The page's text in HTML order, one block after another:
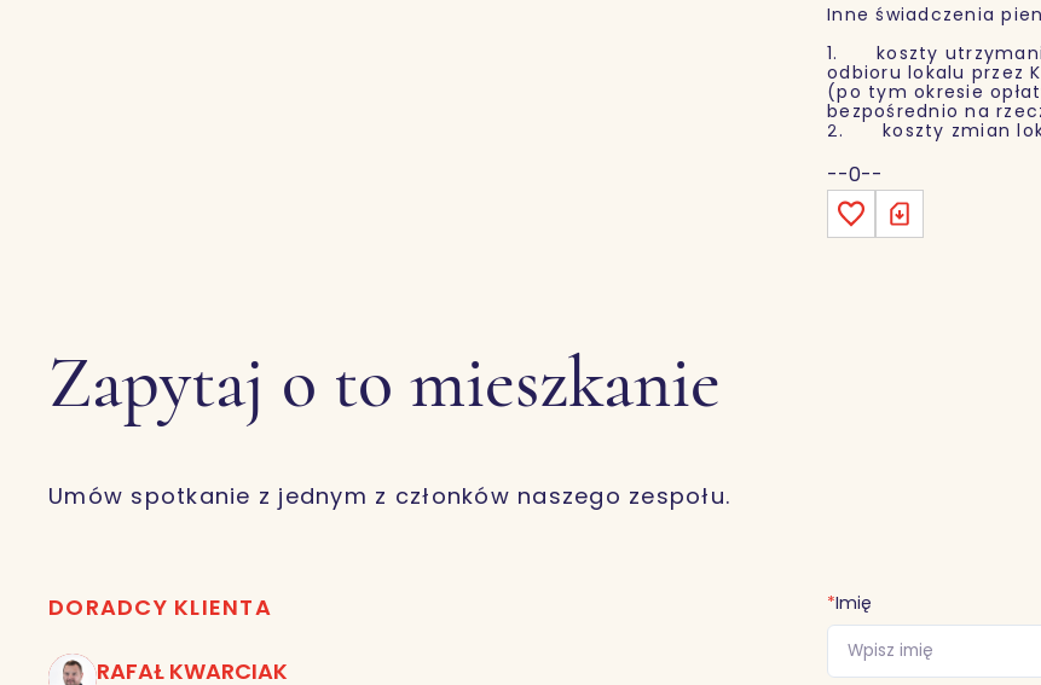
Inne świadczenia
1. koszty
odbioru lokalu przez
(po tym okresie
bezpośrednio na
2. koszty zmian
--0--
Zapytaj o to mieszkanie
Umów spotkanie z jednym z członków naszego zespołu.
DORADCY KLIENTA
RK RAFAŁ KWARCIAK
*Imię